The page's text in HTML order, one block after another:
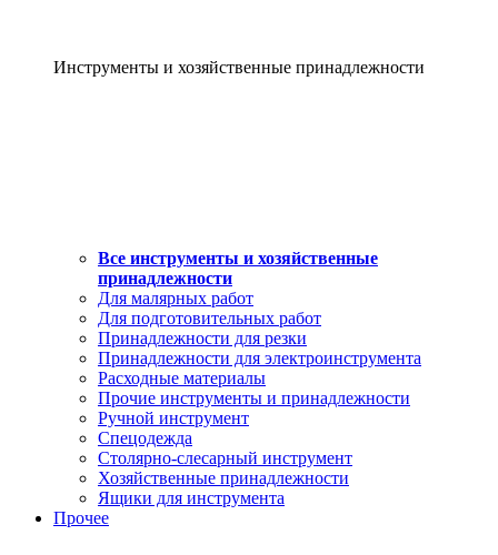
Инструменты и хозяйственные принадлежности
Все инструменты и хозяйственные
принадлежности
Для малярных работ
Для подготовительных работ
Принадлежности для резки
Принадлежности для электроинструмента
Расходные материалы
Прочие инструменты и принадлежности
Ручной инструмент
Спецодежда
Столярно-слесарный инструмент
Хозяйственные принадлежности
Ящики для инструмента
Прочее